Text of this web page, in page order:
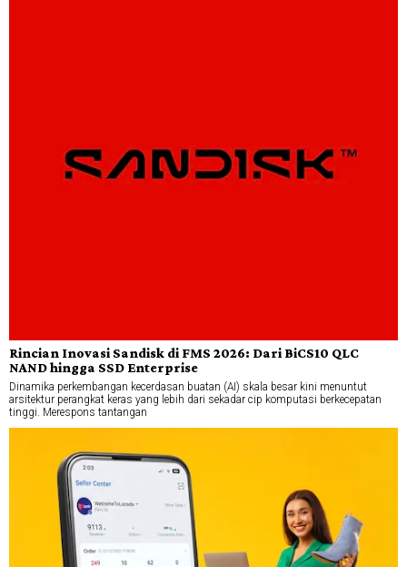
Rincian Inovasi Sandisk di FMS 2026: Dari BiCS10 QLC
NAND hingga SSD Enterprise
Dinamika perkembangan kecerdasan buatan (AI) skala besar kini menuntut
arsitektur perangkat keras yang lebih dari sekadar cip komputasi berkecepatan
tinggi. Merespons tantangan